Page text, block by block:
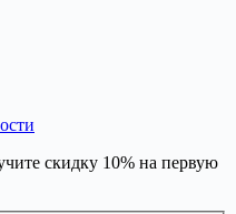
скидку 10% на первую